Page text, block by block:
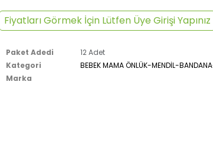
Fiyatları Görmek İçin Lütfen Üye Girişi Yapınız
Paket Adedi
12 Adet
Kategori
BEBEK MAMA ÖNLÜK-MENDİL-
Marka